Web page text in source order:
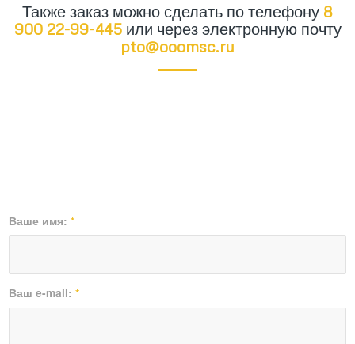
Также заказ можно сделать по телефону 8
900 22-99-445или через электронную почту
pto@ooomsc.ru
Ваше имя:*
Ваш e-mail:*